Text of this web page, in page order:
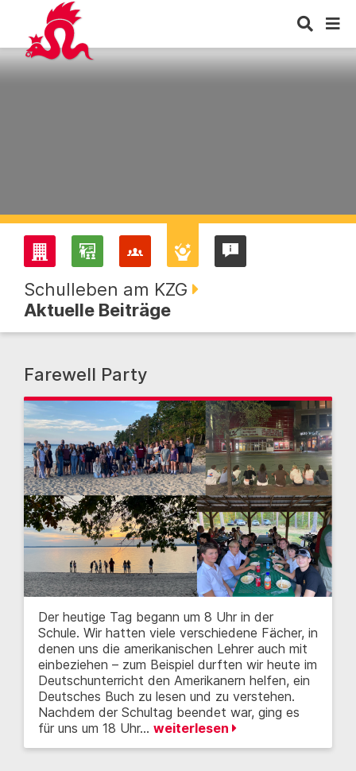
Schulleben am KZG
Aktuelle Beiträge
Farewell Party
Der heutige Tag begann um 8 Uhr in der
Schule. Wir hatten viele verschiedene Fächer, in
denen uns die amerikanischen Lehrer auch mit
einbeziehen – zum Beispiel durften wir heute im
Deutschunterricht den Amerikanern helfen, ein
Deutsches Buch zu lesen und zu verstehen.
Nachdem der Schultag beendet war, ging es
für uns um 18 Uhr… weiterlesen